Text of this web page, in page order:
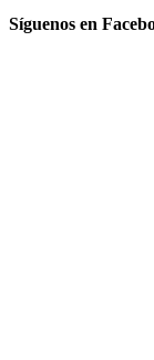
Síguenos en